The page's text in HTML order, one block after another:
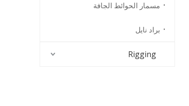
مسمار الحوائط الجافة
براد نايل
Rigging